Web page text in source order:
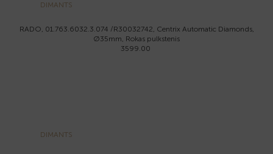
DIMANTS
RADO, 01.763.6032.3.074 /R30032742, Centrix Automatic Diamonds,
Ø35mm, Rokas pulkstenis
3599.00
DIMANTS